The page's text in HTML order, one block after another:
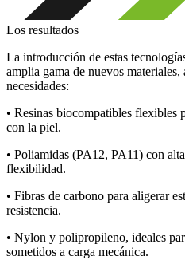
Los resultados
La introducción de estas
amplia gama de nuevos materiales,
necesidades:
• Resinas biocompatibles flexibles
con la piel.
• Poliamidas (PA12, PA11) con
flexibilidad.
• Fibras de carbono para aligerar
resistencia.
• Nylon y polipropileno, ideales
sometidos a carga mecánica.